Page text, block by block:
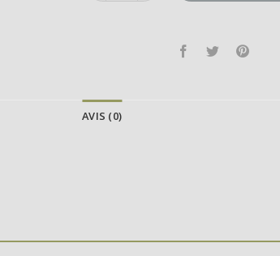
AVIS (0)